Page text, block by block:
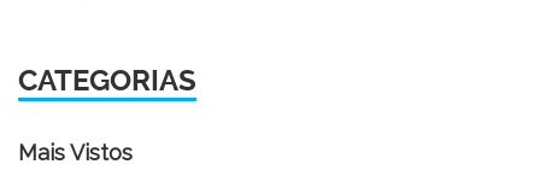
CATEGORIAS
Mais Vistos